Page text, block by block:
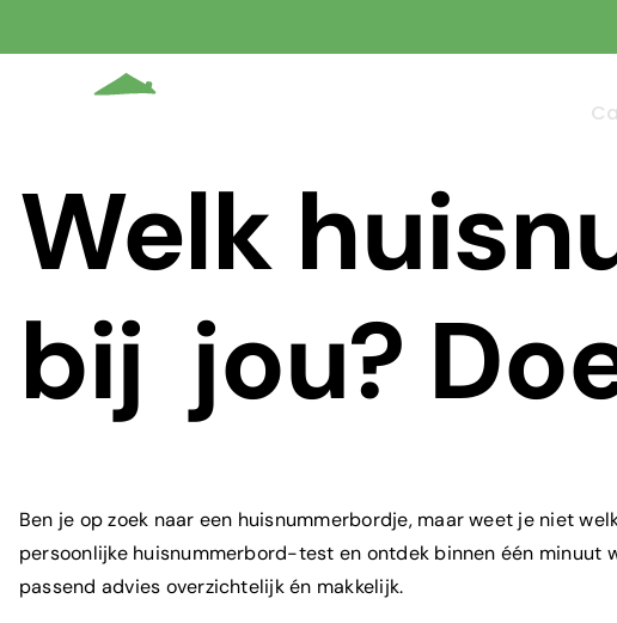
naar
Welk
bij jou?
Ben je op zoek naar een huisnummerbordje, maar weet je niet
persoonlijke huisnummerbord-test en ontdek binnen één minuut
passend advies overzichtelijk én makkelijk.